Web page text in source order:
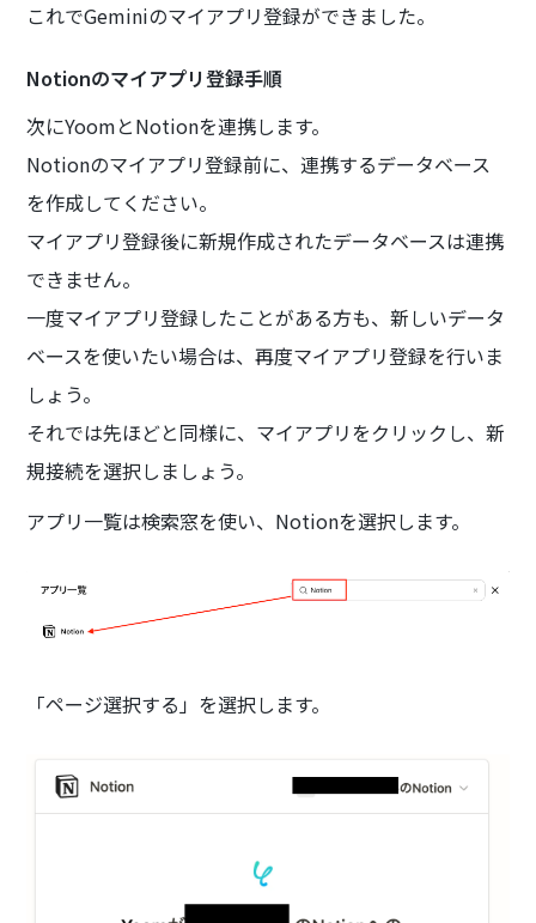
これでGeminiのマイアプリ登録ができました。
Notionのマイアプリ登録手順
次にYoomとNotionを連携します。
Notionのマイアプリ登録前に、連携するデータベース
を作成してください。
マイアプリ登録後に新規作成されたデータベースは連携
できません。
一度マイアプリ登録したことがある方も、新しいデータ
ベースを使いたい場合は、再度マイアプリ登録を行いま
しょう。
それでは先ほどと同様に、マイアプリをクリックし、新
規接続を選択しましょう。
アプリ一覧は検索窓を使い、Notionを選択します。
「ページ選択する」を選択します。